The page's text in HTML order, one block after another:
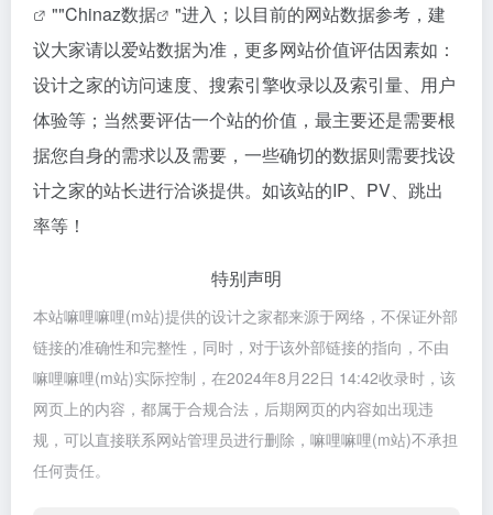
""Chinaz数据
"进入；以目前的网站数据参考，建
议大家请以爱站数据为准，更多网站价值评估因素如：
设计之家的访问速度、搜索引擎收录以及索引量、用户
体验等；当然要评估一个站的价值，最主要还是需要根
据您自身的需求以及需要，一些确切的数据则需要找设
计之家的站长进行洽谈提供。如该站的IP、PV、跳出
率等！
特别声明
本站嘛哩嘛哩(m站)提供的设计之家都来源于网络，不保证外部
链接的准确性和完整性，同时，对于该外部链接的指向，不由
嘛哩嘛哩(m站)实际控制，在2024年8月22日 14:42收录时，该
网页上的内容，都属于合规合法，后期网页的内容如出现违
规，可以直接联系网站管理员进行删除，嘛哩嘛哩(m站)不承担
任何责任。